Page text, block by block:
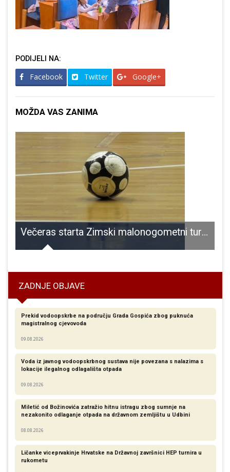
PODIJELI NA:
Facebook Twitter Google+
MOŽDA VAS ZANIMA
Večeras starta Zimski malonogometni turnir
ZADNJE OBJAVE
Prekid vodoopskrbe na području Grada Gospića zbog puknuća
magistralnog cjevovoda
09.08.2026
Voda iz javnog vodoopskrbnog sustava nije povezana s nalazima s
lokacije ilegalnog odlagališta otpada
09.08.2026
Miletić od Božinovića zatražio hitnu istragu zbog sumnje na
nezakonito odlaganje otpada na državnom zemljištu u Udbini
08.08.2026
Ličanke viceprvakinje Hrvatske na Državnoj završnici HEP turnira u
rukometu